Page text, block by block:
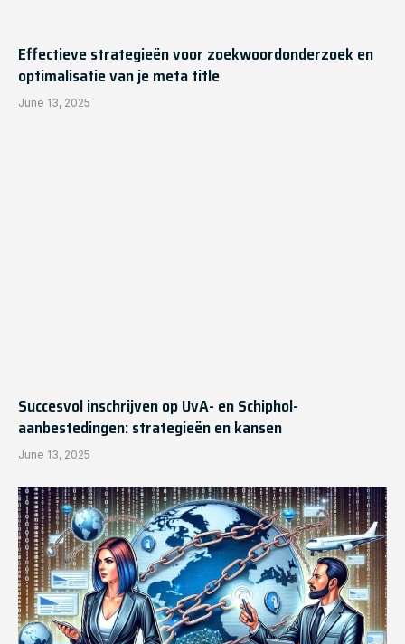
Effectieve strategieën voor zoekwoordonderzoek en
optimalisatie van je meta title
June 13, 2025
Succesvol inschrijven op UvA- en Schiphol-
aanbestedingen: strategieën en kansen
June 13, 2025